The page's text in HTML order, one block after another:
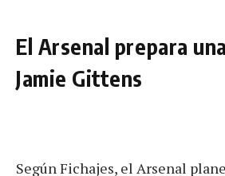
El Arsenal prepara
Jamie Gittens
Según Fichajes, el Arsenal